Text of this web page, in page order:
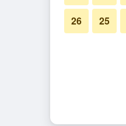
25
26